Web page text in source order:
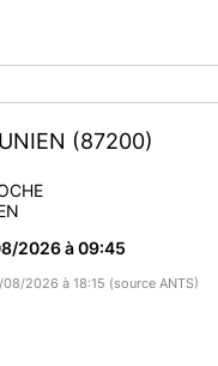
(87200)
2026 à 09:45
2026 à 18:15 (source ANTS)